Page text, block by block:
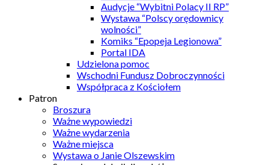
Audycje “Wybitni Polacy II RP”
Wystawa “Polscy orędownicy
wolności”
Komiks “Epopeja Legionowa”
Portal IDA
Udzielona pomoc
Wschodni Fundusz Dobroczynności
Współpraca z Kościołem
Patron
Broszura
Ważne wypowiedzi
Ważne wydarzenia
Ważne miejsca
Wystawa o Janie Olszewskim